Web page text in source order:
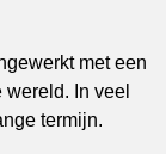
met een
In veel
termijn.